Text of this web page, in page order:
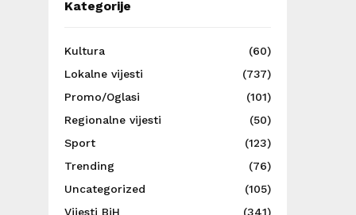
Kategorije
Kultura
(60)
Lokalne vijesti
(737)
Promo/Oglasi
(101)
Regionalne vijesti
(50)
Sport
(123)
Trending
(76)
Uncategorized
(105)
Vijesti BiH
(341)